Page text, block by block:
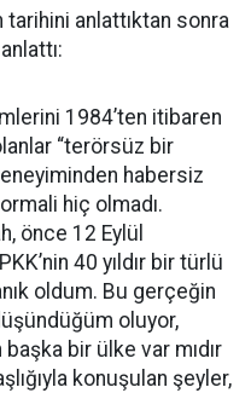
tarihini anlattıktan sonra
1984’ten itibaren
“terörsüz bir
habersiz
hiç olmadı.
önce 12 Eylül
40 yıldır bir türlü
oldum. Bu gerçeğin
oluyor,
bir ülke var mıdır
konuşulan şeyler,